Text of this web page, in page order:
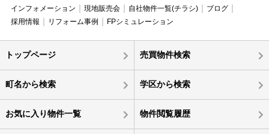
インフォメーション
現地販売会 自社物件一覧(チラシ)
ブログ
採用情報
リフォーム事例 FPシミュレーション
トップページ 売買物件検索
町名から検索 学区から検索
お気に入り物件一覧 物件閲覧履歴